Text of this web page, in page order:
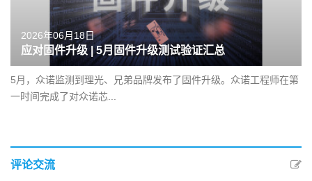
2026年06月18日
应对固件升级 | 5月固件升级测试验证汇总
5月，众诺监测到理光、兄弟品牌发布了固件升级。众诺工程师在第
一时间完成了对众诺芯...
评论交流